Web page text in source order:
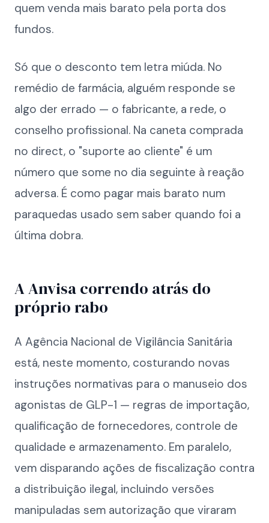
quem venda mais barato pela porta dos
fundos.
Só que o desconto tem letra miúda. No
remédio de farmácia, alguém responde se
algo der errado — o fabricante, a rede, o
conselho profissional. Na caneta comprada
no direct, o "suporte ao cliente" é um
número que some no dia seguinte à reação
adversa. É como pagar mais barato num
paraquedas usado sem saber quando foi a
última dobra.
A Anvisa correndo atrás do
próprio rabo
A Agência Nacional de Vigilância Sanitária
está, neste momento, costurando novas
instruções normativas para o manuseio dos
agonistas de GLP-1 — regras de importação,
qualificação de fornecedores, controle de
qualidade e armazenamento. Em paralelo,
vem disparando ações de fiscalização contra
a distribuição ilegal, incluindo versões
manipuladas sem autorização que viraram